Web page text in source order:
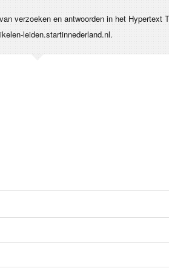
verzoeken en antwoorden in het Hypertext
leiden.startinnederland.nl.